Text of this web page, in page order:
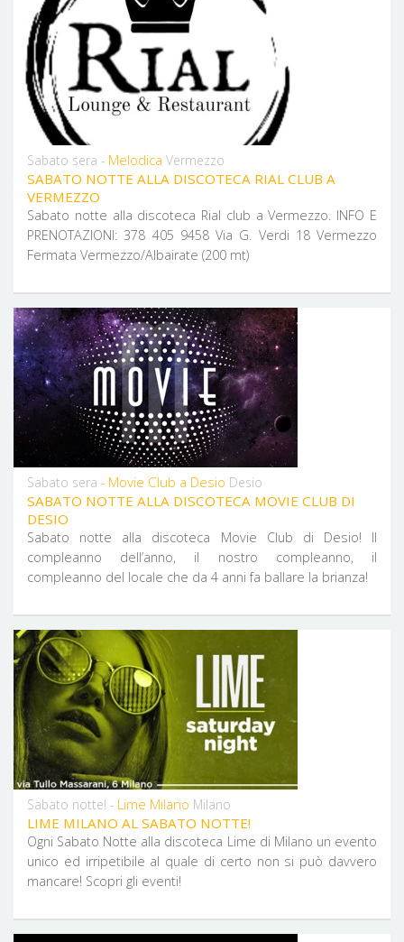
Sabato sera - Melodica Vermezzo
SABATO NOTTE ALLA DISCOTECA RIAL CLUB A
VERMEZZO
Sabato notte alla discoteca Rial club a Vermezzo. INFO E
PRENOTAZIONI: 378 405 9458 Via G. Verdi 18 Vermezzo
Fermata Vermezzo/Albairate (200 mt)
Sabato sera - Movie Club a Desio Desio
SABATO NOTTE ALLA DISCOTECA MOVIE CLUB DI
DESIO
Sabato notte alla discoteca Movie Club di Desio! Il
compleanno dell’anno, il nostro compleanno, il
compleanno del locale che da 4 anni fa ballare la brianza!
Sabato notte! - Lime Milano Milano
LIME MILANO AL SABATO NOTTE!
Ogni Sabato Notte alla discoteca Lime di Milano un evento
unico ed irripetibile al quale di certo non si può davvero
mancare! Scopri gli eventi!